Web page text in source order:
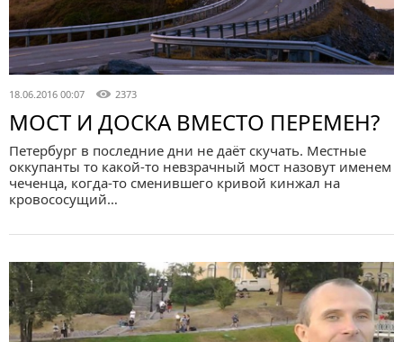
18.06.2016 00:07 2373
МОСТ И ДОСКА ВМЕСТО ПЕРЕМЕН?
Петербург в последние дни не даёт скучать. Местные
оккупанты то какой-то невзрачный мост назовут именем
чеченца, когда-то сменившего кривой кинжал на
кровососущий…